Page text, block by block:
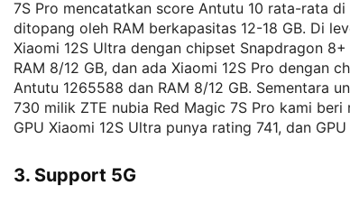
7S Pro mencatatkan score Antutu 10 rata-rata
ditopang oleh RAM berkapasitas 12-18 GB. Di
Xiaomi 12S Ultra dengan chipset Snapdragon
RAM 8/12 GB, dan ada Xiaomi 12S Pro dengan
Antutu 1265588 dan RAM 8/12 GB. Sementara
730 milik ZTE nubia Red Magic 7S Pro kami beri
GPU Xiaomi 12S Ultra punya rating 741, dan
3. Support 5G